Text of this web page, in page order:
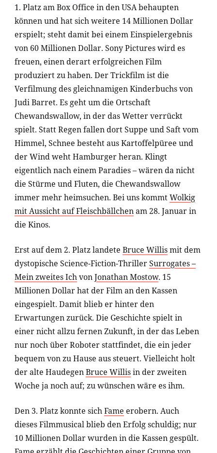
1. Platz am Box Office in den USA behaupten
können und hat sich weitere 14 Millionen Dollar
erspielt; steht damit bei einem Einspielergebnis
von 60 Millionen Dollar. Sony Pictures wird es
freuen, einen derart erfolgreichen Film
produziert zu haben. Der Trickfilm ist die
Verfilmung des gleichnamigen Kinderbuchs von
Judi Barret. Es geht um die Ortschaft
Chewandswallow, in der das Wetter verrückt
spielt. Statt Regen fallen dort Suppe und Saft vom
Himmel, Schnee besteht aus Kartoffelpüree und
der Wind weht Hamburger heran. Klingt
eigentlich nach einem Paradies – wären da nicht
die Stürme und Fluten, die Chewandswallow
immer mehr heimsuchen. Bei uns kommtWolkig
mit Aussicht auf Fleischbällchenam 28. Januar in
die Kinos.
Erst auf dem 2. Platz landete Bruce Willismit dem
dystopische Science-Fiction-ThrillerSurrogates –
Mein zweites IchvonJonathan Mostow. 15
Millionen Dollar hat der Film an den Kassen
eingespielt. Damit blieb er hinter den
Erwartungen zurück. Die Geschichte spielt in
einer nicht allzu fernen Zukunft, in der das Leben
nur noch über Roboter stattfindet, die ein jeder
bequem von zu Hause aus steuert. Vielleicht holt
der alte HaudegenBruce Willisin der zweiten
Woche ja noch auf; zu wünschen wäre es ihm.
Den 3. Platz konnte sichFame erobern. Auch
dieses Filmmusical blieb den Erfolg schuldig; nur
10 Millionen Dollar wurden in die Kassen gespült.